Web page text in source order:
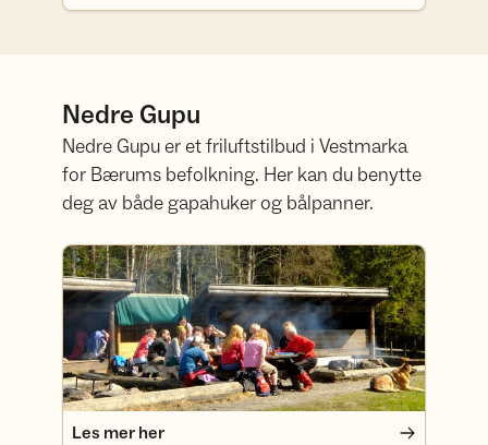
Nedre Gupu
Nedre Gupu er et friluftstilbud i Vestmarka
for Bærums befolkning. Her kan du benytte
deg av både gapahuker og bålpanner.
Les mer her
Les mer her